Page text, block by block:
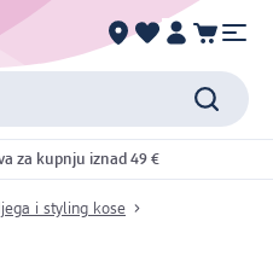
za kupnju iznad 49 €
i styling kose